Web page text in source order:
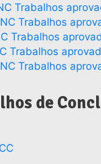
Trabalhos
Trabalhos
Trabalhos
Trabalhos
Trabalhos
de